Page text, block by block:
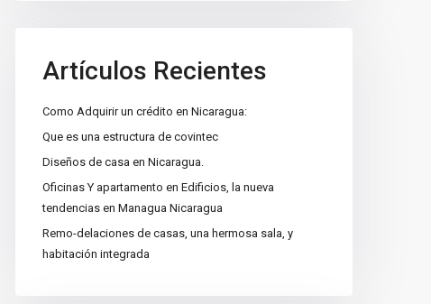
Artículos Recientes
Como Adquirir un crédito en Nicaragua:
Que es una estructura de covintec
Diseños de casa en Nicaragua.
Oficinas Y apartamento en Edificios, la nueva
tendencias en Managua Nicaragua
Remo-delaciones de casas, una hermosa sala, y
habitación integrada